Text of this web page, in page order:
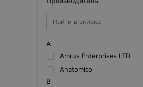
A
Amrus Enterprises LTD
Anatomico
B